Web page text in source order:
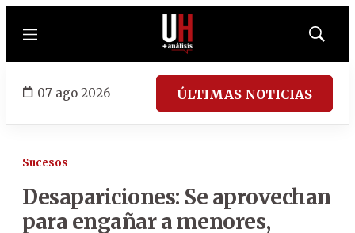
Menú
Mostrar
07 ago 2026 ÚLTIMAS NOTICIAS
Sucesos
Desapariciones: Se aprovechan
para engañar a menores,